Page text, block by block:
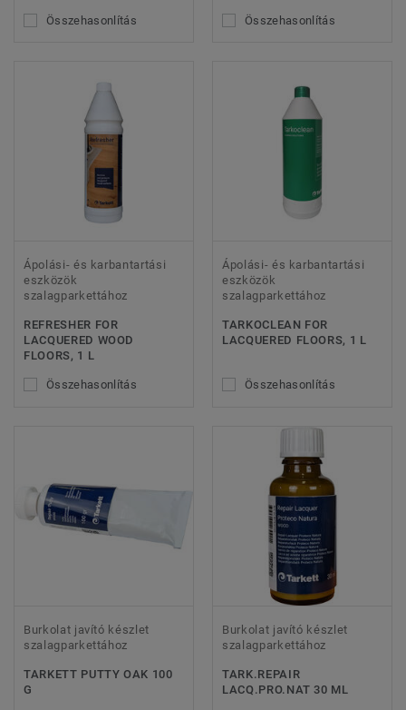
Összehasonlítás Összehasonlítás
Ápolási- és karbantartási
eszközök
szalagparkettához
REFRESHER FOR
LACQUERED WOOD
FLOORS, 1 L
Összehasonlítás
Ápolási- és karbantartási
eszközök
szalagparkettához
TARKOCLEAN FOR
LACQUERED FLOORS, 1 L
Összehasonlítás
Burkolat javító készlet
szalagparkettához
TARKETT PUTTY OAK 100
G
Burkolat javító készlet
szalagparkettához
TARK.REPAIR
LACQ.PRO.NAT 30 ML